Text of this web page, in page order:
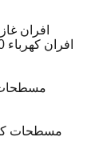
افران غاز 90 سم
افران كهرباء 90 سم
مسطحات
مسطحات